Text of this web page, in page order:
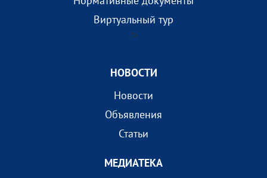
Виртуальный тур
?>
НОВОСТИ
Новости
Объявления
Статьи
МEДИАТEКА